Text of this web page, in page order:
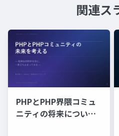
関連ス
PHPとPHP界隈コミュ
ニティの将来について